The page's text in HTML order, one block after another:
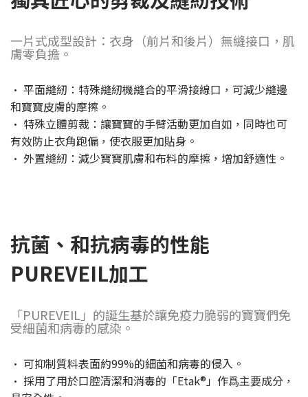
一片式成型設計：衣身（前片和後片）無縫接口，肌
膚零負擔。
· 平面縫紉：特殊縫紉機縫合的平滑接線口，可減少縫邊
和寶寶皮膚的摩擦。
· 特殊立體剪裁：讓寶寶的手臂活動更加自如，同時也可
有效防止衣角跑偏，使衣服更加貼身。
· 外置縫紉：減少寶寶肌膚和布料的摩擦，增加舒適性。
抗菌、和抗病毒的性能
PUREVEIL加工
「PUREVEIL」的誕生基於讓免疫力脆弱的寶寶們免
受細菌和病毒的感染。
· 可抑制質料表面約99%的細菌和病毒的侵入。
· 採用了用於口腔清潔和消毒的「Etak®」作爲主要成分，